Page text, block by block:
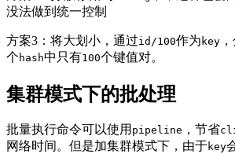
没法做到统一控制
方案3：将大划小，通过id/100作为 key
个 hash中只有100个键值对。
集群模式下的批处理
批量执行命令可以使用 pipeline ，节省
网络时间。但是加集群模式下，由于key